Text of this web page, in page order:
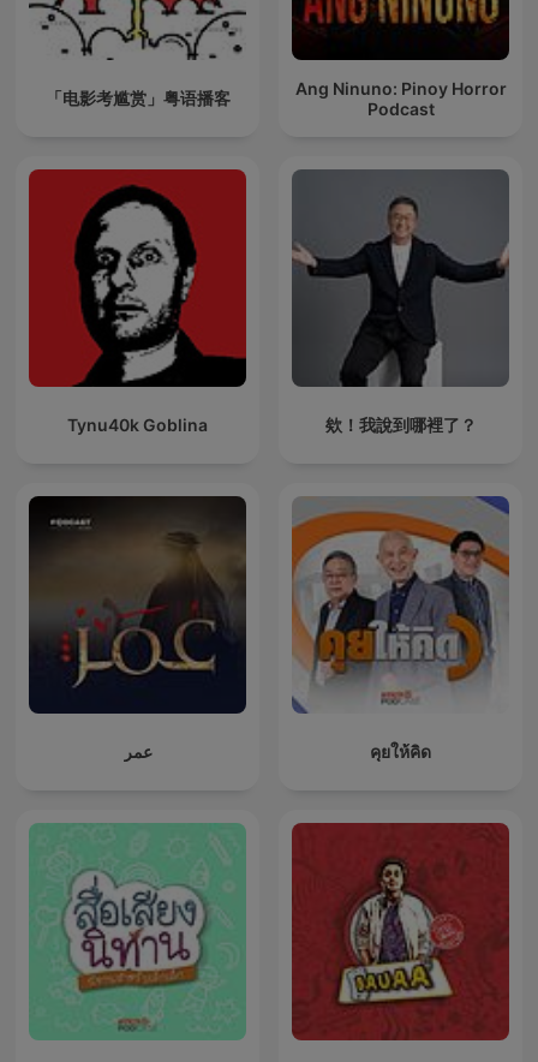
「电影考尴赏」粤语播客
Ang Ninuno: Pinoy Horror
Podcast
Tynu40k Goblina 欸！我說到哪裡了？
عمر คุยให้คิด